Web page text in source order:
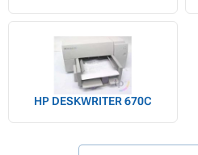
HP DESKWRITER 670C